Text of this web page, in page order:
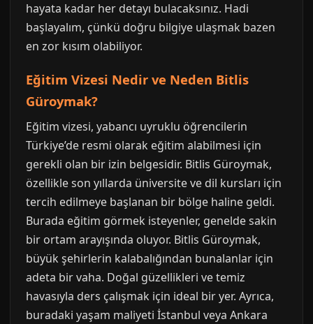
hayata kadar her detayı bulacaksınız. Hadi
başlayalım, çünkü doğru bilgiye ulaşmak bazen
en zor kısım olabiliyor.
Eğitim Vizesi Nedir ve Neden Bitlis
Güroymak?
Eğitim vizesi, yabancı uyruklu öğrencilerin
Türkiye’de resmi olarak eğitim alabilmesi için
gerekli olan bir izin belgesidir. Bitlis Güroymak,
özellikle son yıllarda üniversite ve dil kursları için
tercih edilmeye başlanan bir bölge haline geldi.
Burada eğitim görmek isteyenler, genelde sakin
bir ortam arayışında oluyor. Bitlis Güroymak,
büyük şehirlerin kalabalığından bunalanlar için
adeta bir vaha. Doğal güzellikleri ve temiz
havasıyla ders çalışmak için ideal bir yer. Ayrıca,
buradaki yaşam maliyeti İstanbul veya Ankara